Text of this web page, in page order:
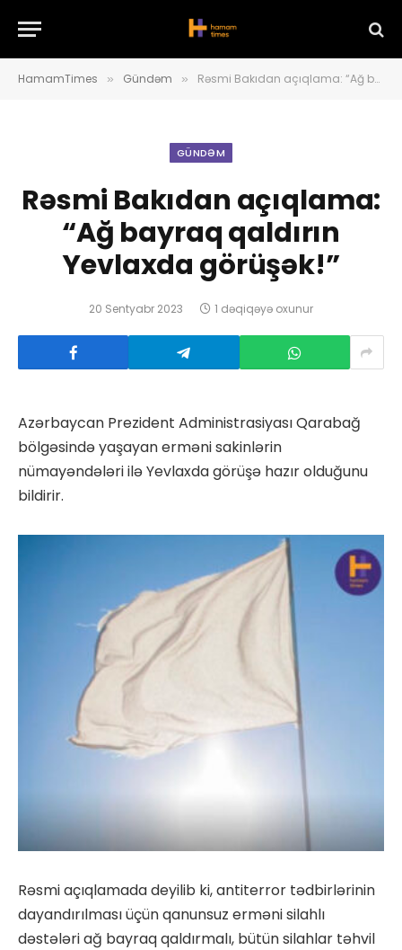
HamamTimes » Gündəm » Rəsmi Bakıdan açıqlama: “Ağ bayraq qaldırın Yevlaxda görüşək!”
GÜNDƏM
Rəsmi Bakıdan açıqlama:
“Ağ bayraq qaldırın
Yevlaxda görüşək!”
20 Sentyabr 2023 1 dəqiqəyə oxunur
Azərbaycan Prezident Administrasiyası Qarabağ
bölgəsində yaşayan erməni sakinlərin
nümayəndələri ilə Yevlaxda görüşə hazır olduğunu
bildirir.
Rəsmi açıqlamada deyilib ki, antiterror tədbirlərinin
dayandırılması üçün qanunsuz erməni silahlı
dəstələri ağ bayraq qaldırmalı, bütün silahlar təhvil